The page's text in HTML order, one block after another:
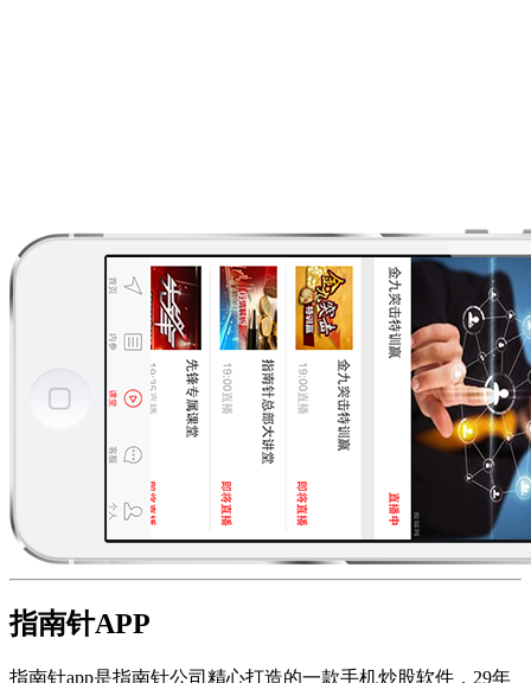
指南针APP
指南针app是指南针公司精心打造的一款手机炒股软件，29年